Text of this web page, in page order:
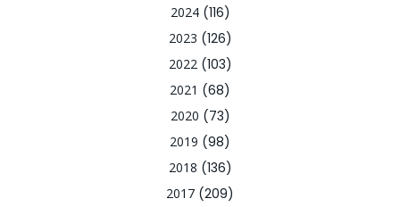
2024(116)
2023 (126)
2022(103)
2021 (68)
2020 (73)
2019 (98)
2018 (136)
2017 (209)